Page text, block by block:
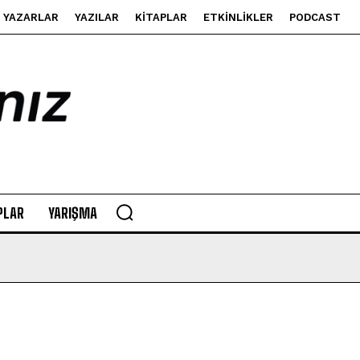
YAZARLAR YAZILAR KITAPLAR ETKINLIKLER PODCAST
YARIŞMA